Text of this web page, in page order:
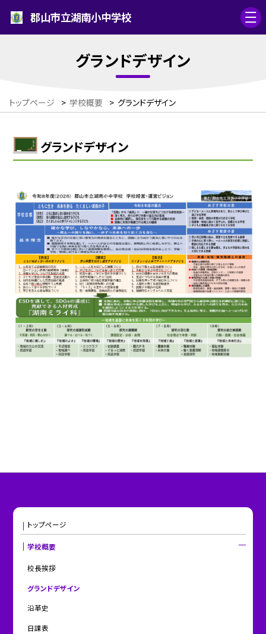
郡山市立湖南小中学校
グランドデザイン
トップページ > 学校概要 > グランドデザイン
グランドデザイン
トップページ
学校概要
校長挨拶
グランドデザイン
沿革史
日課表